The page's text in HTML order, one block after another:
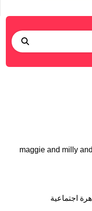
اجتماعية